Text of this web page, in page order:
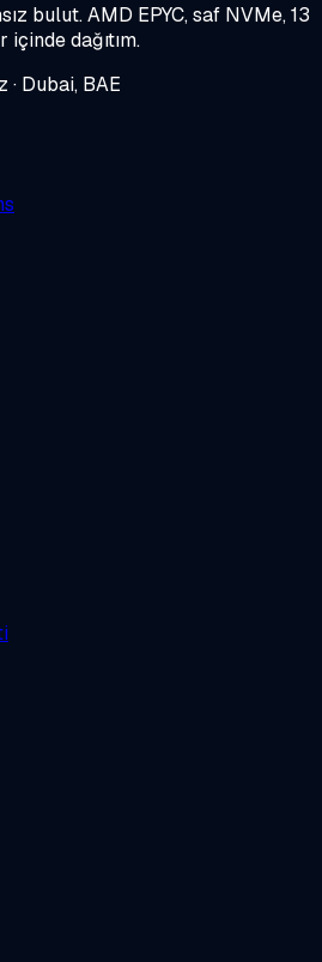
bulut.AMD EPYC, saf NVMe, 13
dağıtım.
· Dubai, BAE